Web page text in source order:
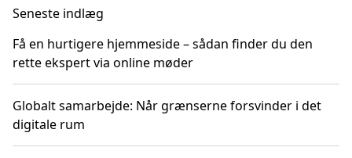
Seneste indlæg
Få en hurtigere hjemmeside – sådan finder du den
rette ekspert via online møder
Globalt samarbejde: Når grænserne forsvinder i det
digitale rum